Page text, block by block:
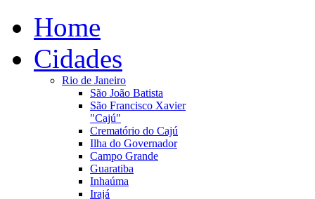
Home
Cidades
Rio de Janeiro
São João Batista
São Francisco Xavier
"Cajú"
Crematório do Cajú
Ilha do Governador
Campo Grande
Guaratiba
Inhaúma
Irajá